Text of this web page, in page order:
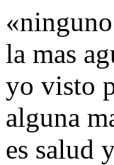
la mas
yo visto
alguna
es salud